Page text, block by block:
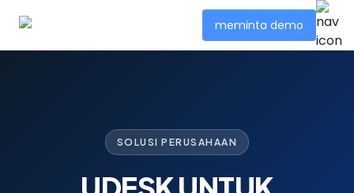
meminta demo